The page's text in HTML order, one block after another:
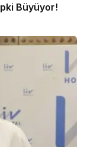
Büyüyor!